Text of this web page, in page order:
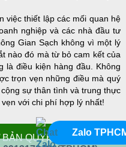
Zalo
việc thiết lập các mối quan hệ
nghiệp và các nhà đầu tư
Gian Sạch không vì một lý
nào đó mà từ bỏ cam kết của
là điều kiện hàng đầu. Không
trọn vẹn những điều mà quý
sự thân tình và trung thực
với chi phí hợp lý nhất!
QUYỀN THUỘC VỀ